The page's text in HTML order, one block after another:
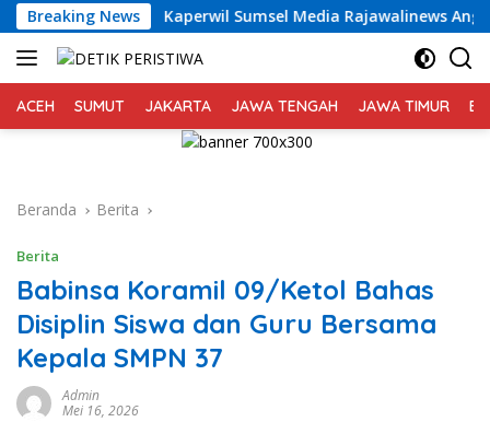
Langsung
ke
konten
Breaking NewsKaperwil Sumsel Media Rajawalinews Angkat
ACEH SUMUT JAKARTA JAWA TENGAH JAWA TIMUR
Beranda Berita
Berita
Babinsa Koramil 09/Ketol Bahas
Disiplin Siswa dan Guru Bersama
Kepala SMPN 37
Admin
Mei 16, 2026